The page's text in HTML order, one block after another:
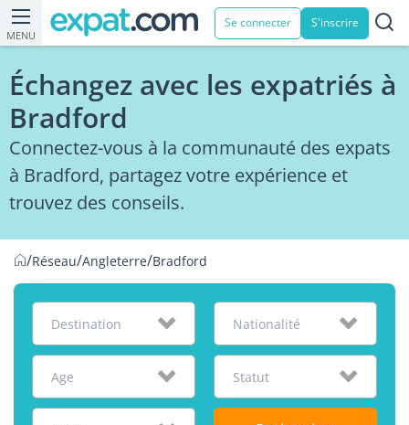
MENU
Se connecter S'inscrire
Échangez avec les expatriés à
Bradford
Connectez-vous à la communauté des expats
à Bradford, partagez votre expérience et
trouvez des conseils.
/Réseau/Angleterre/Bradford
Destination Nationalité
Age Statut